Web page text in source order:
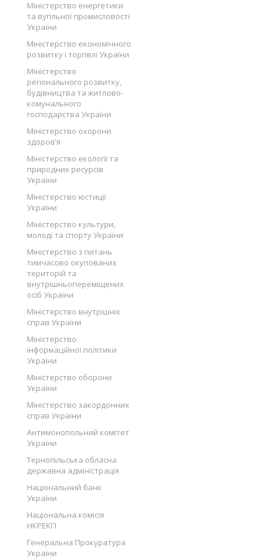
Міністерство енергетики
та вугільної промисловості
України
Міністерство економічного
розвитку і торгівлі України
Міністерство
регіонального розвитку,
будівництва та житлово-
комунального
господарства України
Міністерство охорони
здоров’я
Міністерство екології та
природних ресурсів
України
Міністерство юстиції
України
Міністерство культури,
молоді та спорту України
Міністерство з питань
тимчасово окупованих
територій та
внутрішньопереміщених
осіб України
Міністерство внутрішніх
справ України
Міністерство
інформаційної політики
України
Міністерство оборони
України
Міністерство закордонних
справ України
Антимонопольний комітет
України
Тернопільська обласна
державна адміністрація
Національний банк
України
Національна комісія
НКРЕКП
Генеральна Прокуратура
України